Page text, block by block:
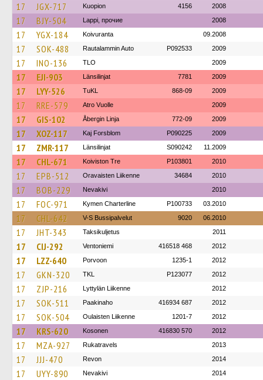
17 JGX-717 Kuopion 4156 2008
17 BJY-504 Lappi, прочие 2008
17 YGX-184 Koivuranta 09.2008
17 SOK-488 Rautalammin Auto P092533 2009
17 INO-136 TLO 2009
17 EJI-903 Länsilinjat 7781 2009
17 LYY-526 TuKL 868-09 2009
17 RRE-579 Atro Vuolle 2009
17 GIS-102 Åbergin Linja 772-09 2009
17 XOZ-117 Kaj Forsblom P090225 2009
17 ZMR-117 Länsilinjat S090242 11.2009
17 CHL-671 Koiviston Tre P103801 2010
17 EPB-512 Oravaisten Liikenne 34684 2010
17 BOB-229 Nevakivi 2010
17 FOC-971 Kymen Charterline P100733 03.2010
17 CHL-642 V-S Bussipalvelut 9020 06.2010
17 JHT-343 Taksikuljetus 2011
17 CIJ-292 Ventoniemi 416518 468 2012
17 LZZ-640 Porvoon 1235-1 2012
17 GKN-320 TKL P123077 2012
17 ZJP-216 Lyttylän Liikenne 2012
17 SOK-511 Paakinaho 416934 687 2012
17 SOK-504 Oulaisten Liikenne 1201-7 2012
17 KRS-620 Kosonen 416830 570 2012
17 MZA-927 Rukatravels 2013
17 JJJ-470 Revon 2014
17 UYY-890 Nevakivi 2014